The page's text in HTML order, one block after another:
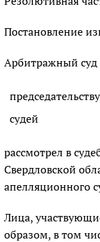
Постановление
Арбитражный суд
судей
рассмотрел в
Свердловской
апелляционного
Лица,
образом, в том